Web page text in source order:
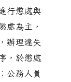
行懲處與
處為主，
辦理違失
，於懲處
公務人員